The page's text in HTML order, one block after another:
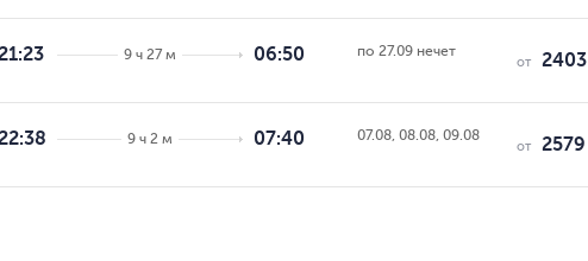
9 ч 27 м 06:50 по 27.09 нечет
от 2403
9 ч 2 м 07:40 07.08, 08.08, 09.08
от 2579